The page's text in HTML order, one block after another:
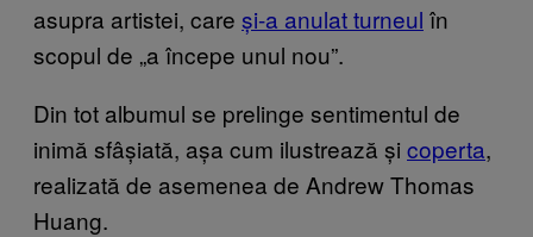
asupra artistei, care și-a anulat turneul în
scopul de „a începe unul nou”.
Din tot albumul se prelinge sentimentul de
inimă sfâșiată, așa cum ilustrează și coperta,
realizată de asemenea de Andrew Thomas
Huang.